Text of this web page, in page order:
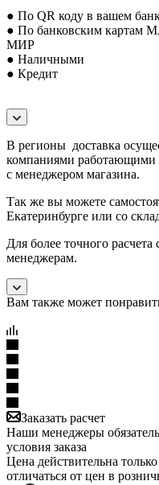
● По QR коду в вашем
● По банковским картам
МИР
● Наличными
● Кредит
В регионы доставка
компаниями работающими
с менеджером магазина.
Так же вы можете
Екатеринбурге или со
Для более точного
менеджерам.
Вам также может
Заказать расчет
Наши менеджеры
условия заказа
Цена действительна
отличаться от цен в